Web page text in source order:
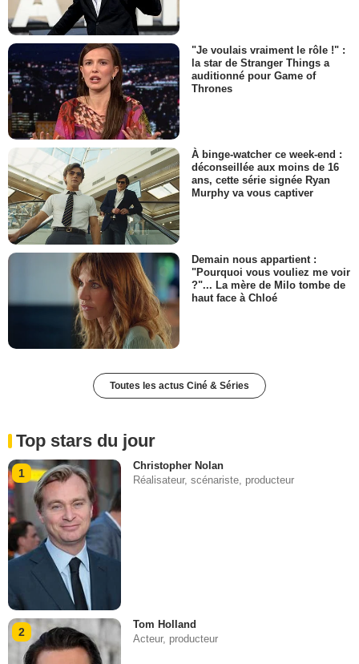
"Je voulais vraiment le rôle !" :
la star de Stranger Things a
auditionné pour Game of
Thrones
À binge-watcher ce week-end :
déconseillée aux moins de 16
ans, cette série signée Ryan
Murphy va vous captiver
Demain nous appartient :
"Pourquoi vous vouliez me voir
?"... La mère de Milo tombe de
haut face à Chloé
Toutes les actus Ciné & Séries
Top stars du jour
1
Christopher Nolan
Réalisateur, scénariste, producteur
2
Tom Holland
Acteur, producteur